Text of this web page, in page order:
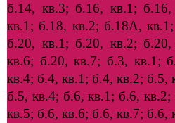
б.14, кв.3; б.16, кв.1;
кв.1; б.18, кв.2; б.18А,
б.20, кв.1; б.20, кв.2;
кв.6; б.20, кв.7; б.3, кв.1;
кв.4; б.4, кв.1; б.4, кв.2; б.5,
б.5, кв.4; б.6, кв.1; б.6,
кв.5; б.6, кв.6; б.6, кв.7; б.6,